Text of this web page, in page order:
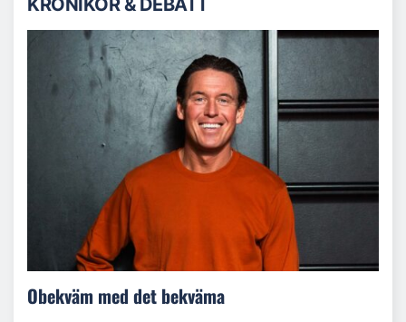
KRÖNIKOR & DEBATT
Obekväm med det bekväma